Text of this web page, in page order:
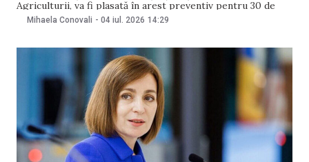
Agriculturii, va fi plasată în arest preventiv pentru 30 de
zile în Penitenciarul nr. 13 din Chișinău. Decizia a fost
Chișinău, sediul
Mihaela Conovali - 04 iul. 2026 14:29